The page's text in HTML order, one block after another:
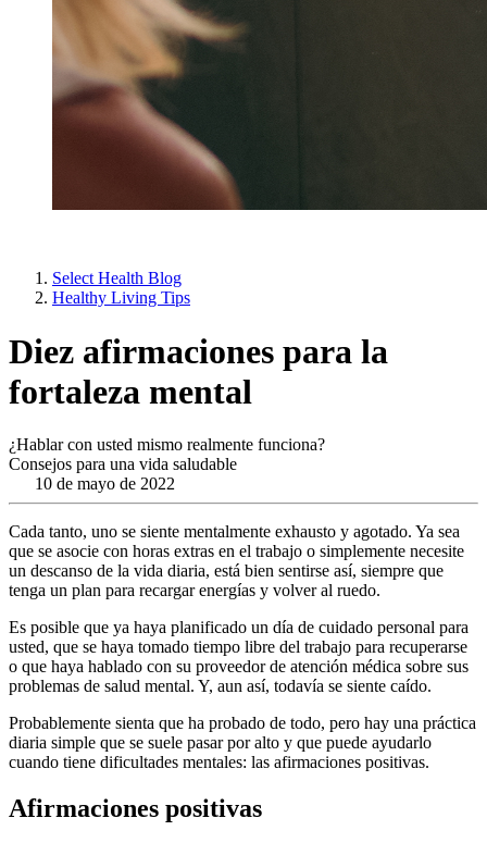
Select Health Blog
Healthy Living Tips
Diez afirmaciones para la
fortaleza mental
¿Hablar con usted mismo realmente funciona?
Consejos para una vida saludable
10 de mayo de 2022
Cada tanto, uno se siente mentalmente exhausto y agotado. Ya sea
que se asocie con horas extras en el trabajo o simplemente necesite
un descanso de la vida diaria, está bien sentirse así, siempre que
tenga un plan para recargar energías y volver al ruedo.
Es posible que ya haya planificado un día de cuidado personal para
usted, que se haya tomado tiempo libre del trabajo para recuperarse
o que haya hablado con su proveedor de atención médica sobre sus
problemas de salud mental. Y, aun así, todavía se siente caído.
Probablemente sienta que ha probado de todo, pero hay una práctica
diaria simple que se suele pasar por alto y que puede ayudarlo
cuando tiene dificultades mentales: las afirmaciones positivas.
Afirmaciones positivas